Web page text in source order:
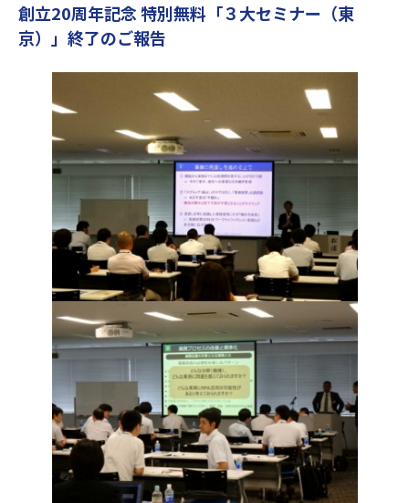
創立20周年記念 特別無料「３大セミナー（東
京）」終了のご報告